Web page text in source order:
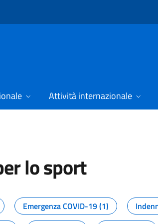
Attività internazionale
lo sport
dal Dipartimento
Emergenza COVID-19 (1)